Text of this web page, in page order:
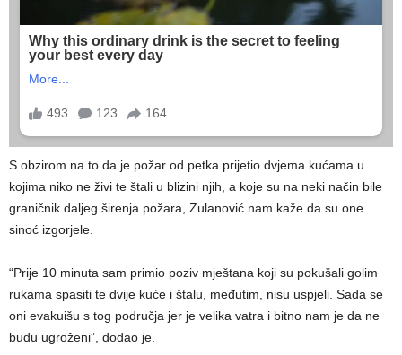
S obzirom na to da je požar od petka prijetio dvjema kućama u
kojima niko ne živi te štali u blizini njih, a koje su na neki način bile
graničnik daljeg širenja požara, Zulanović nam kaže da su one
sinoć izgorjele.
“Prije 10 minuta sam primio poziv mještana koji su pokušali golim
rukama spasiti te dvije kuće i štalu, međutim, nisu uspjeli. Sada se
oni evakuišu s tog područja jer je velika vatra i bitno nam je da ne
budu ugroženi”, dodao je.